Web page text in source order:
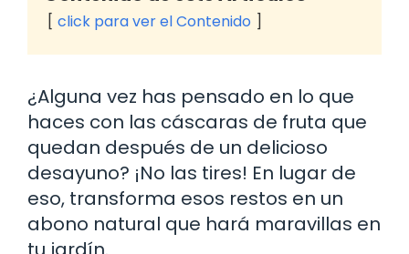
click para ver el Contenido
¿Alguna vez has pensado en lo que
haces con las cáscaras de fruta que
quedan después de un delicioso
desayuno? ¡No las tires! En lugar de
eso, transforma esos restos en un
abono natural que hará maravillas en